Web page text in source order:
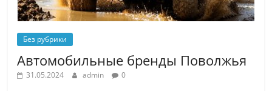
Без рубрики
Автомобильные бренды Поволжья
31.05.2024 admin 0